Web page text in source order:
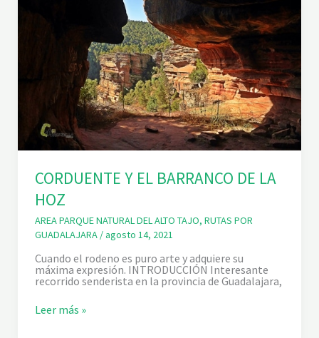
H
D
L
H
O
R
R
I
L
L
O
CORDUENTE Y EL BARRANCO DE LA
HOZ
AREA PARQUE NATURAL DEL ALTO TAJO, RUTAS POR
GUADALAJARA/agosto 14, 2021
Cuando el rodeno es puro arte y adquiere su
máxima expresión. INTRODUCCIÓN Interesante
recorrido senderista en la provincia de Guadalajara,
CLeer más »